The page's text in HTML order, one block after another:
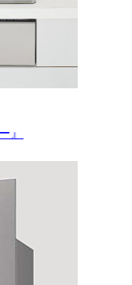
』